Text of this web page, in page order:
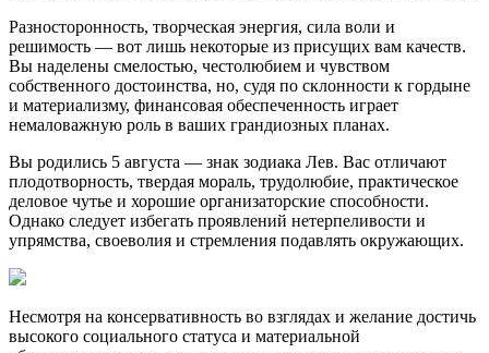
Разносторонность, творческая энергия, сила воли и
решимость — вот лишь некоторые из присущих вам качеств.
Вы наделены смелостью, честолюбием и чувством
собственного достоинства, но, судя по склонности к гордыне
и материализму, финансовая обеспеченность играет
немаловажную роль в ваших грандиозных планах.
Вы родились 5 августа — знак зодиака Лев. Вас отличают
плодотворность, твердая мораль, трудолюбие, практическое
деловое чутье и хорошие организаторские способности.
Однако следует избегать проявлений нетерпеливости и
упрямства, своеволия и стремления подавлять окружающих.
Несмотря на консервативность во взглядах и желание достичь
высокого социального статуса и материальной